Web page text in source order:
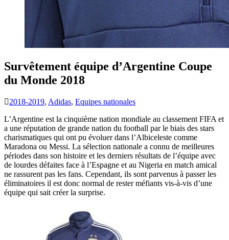
Survêtement équipe d’Argentine Coupe
du Monde 2018
2018-2019, Adidas, Equipes nationales
L’Argentine est la cinquième nation mondiale au classement FIFA et
a une réputation de grande nation du football par le biais des stars
charismatiques qui ont pu évoluer dans l’Albiceleste comme
Maradona ou Messi. La sélection nationale a connu de meilleures
périodes dans son histoire et les derniers résultats de l’équipe avec
de lourdes défaites face à l’Espagne et au Nigeria en match amical
ne rassurent pas les fans. Cependant, ils sont parvenus à passer les
éliminatoires il est donc normal de rester méfiants vis-à-vis d’une
équipe qui sait créer la surprise.